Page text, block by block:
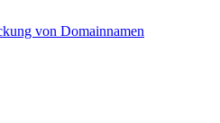
von Domainnamen